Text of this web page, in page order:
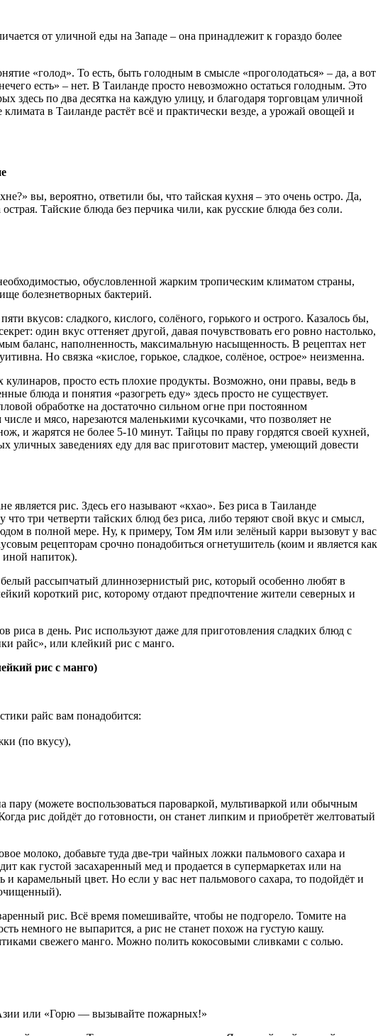
от уличной еды на Западе – она принадлежит к гораздо более
«голод». То есть, быть голодным в смысле «проголодаться» – да, а вот
есть» – нет. В Таиланде просто невозможно остаться голодным. Это
здесь по два десятка на каждую улицу, и благодаря торговцам уличной
в Таиланде растёт всё и практически везде, а урожай овощей и
вы, вероятно, ответили бы, что тайская кухня – это очень остро. Да,
Тайские блюда без перчика чили, как русские блюда без соли.
обусловленной жарким тропическим климатом страны,
болезнетворных бактерий.
вкусов: сладкого, кислого, солёного, горького и острого. Казалось бы,
один вкус оттеняет другой, давая почувствовать его ровно настолько,
баланс, наполненность, максимальную насыщенность. В рецептах нет
Но связка «кислое, горькое, сладкое, солёное, острое» неизменна.
просто есть плохие продукты. Возможно, они правы, ведь в
блюда и понятия «разогреть еду» здесь просто не существует.
обработке на достаточно сильном огне при постоянном
и мясо, нарезаются маленькими кусочками, что позволяет не
и жарятся не более 5-10 минут. Тайцы по праву гордятся своей кухней,
уличных заведениях еду для вас приготовит мастер, умеющий довести
рис. Здесь его называют «кхао». Без риса в Таиланде
три четверти тайских блюд без риса, либо теряют свой вкус и смысл,
в полной мере. Ну, к примеру, Том Ям или зелёный карри вызовут у вас
рецепторам срочно понадобиться огнетушитель (коим и является как
иной напиток).
рассыпчатый длиннозернистый рис, который особенно любят в
короткий рис, которому отдают предпочтение жители северных и
риса в день. Рис используют даже для приготовления сладких блюд с
райс», или клейкий рис с манго.
рис с манго)
райс вам понадобится:
(по вкусу),
пару (можете воспользоваться пароваркой, мультиваркой или обычным
рис дойдёт до готовности, он станет липким и приобретёт желтоватый
молоко, добавьте туда две-три чайных ложки пальмового сахара и
как густой засахаренный мед и продается в супермаркетах или на
и карамельный цвет. Но если у вас нет пальмового сахара, то подойдёт и
рис. Всё время помешивайте, чтобы не подгорело. Томите на
немного не выпарится, а рис не станет похож на густую кашу.
свежего манго. Можно полить кокосовыми сливками с солью.
или «Горю — вызывайте пожарных!»